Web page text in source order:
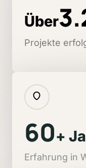
Über
Projekte
60+
Erfahrung in